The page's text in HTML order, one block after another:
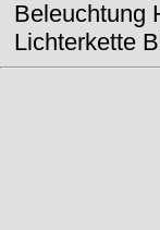
Beleuchtung
Lichterkette